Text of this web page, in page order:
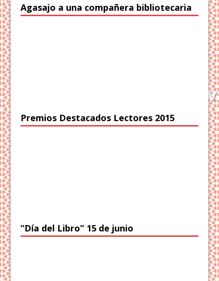
Agasajo a una compañera bibliotecaria
Premios Destacados Lectores 2015
“Día del Libro” 15 de junio